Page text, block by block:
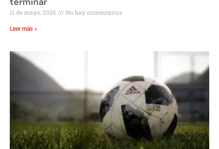
11 de mayo, 2026 No hay comentarios
Leer más »